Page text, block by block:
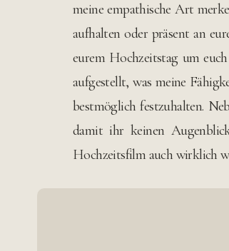
meine empathische Art
aufhalten oder präsent an
eurem Hochzeitstag um
aufgestellt, was meine
bestmöglich festzuhalten.
damit ihr keinen
Hochzeitsfilm auch wirklich